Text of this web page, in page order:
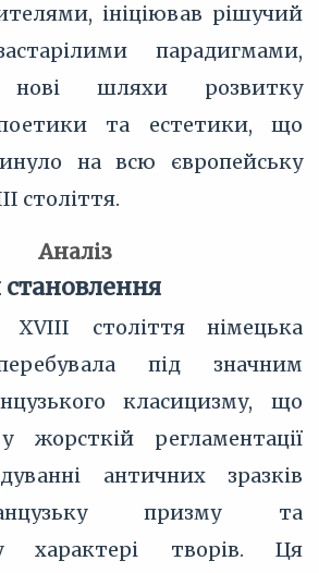
ініціював рішучий
парадигмами,
нові шляхи розвитку
поетики та естетики, що
на всю європейську
століття.
Аналіз
століття німецька
під значним
класицизму, що
жорсткій регламентації
античних зразків
призму та
характері творів. Ця